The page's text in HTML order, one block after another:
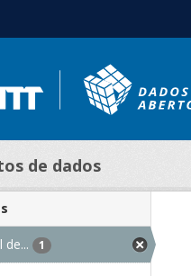
de dados
de... 1